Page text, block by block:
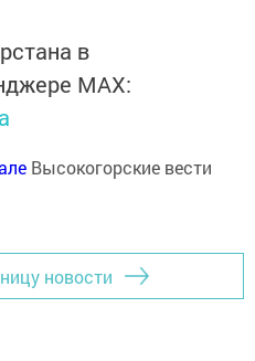
в
MАХ:
Высокогорские вести
новости